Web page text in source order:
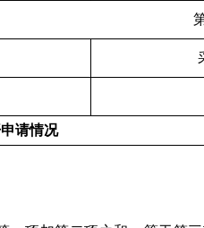
请情况